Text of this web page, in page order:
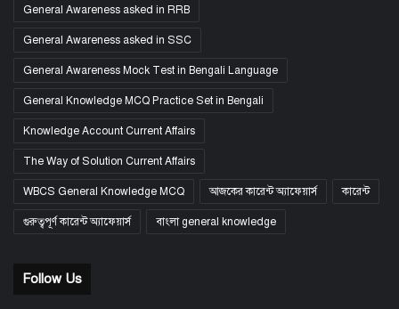
General Awareness asked in RRB
General Awareness asked in SSC
General Awareness Mock Test in Bengali Language
General Knowledge MCQ Practice Set in Bengali
Knowledge Account Current Affairs
The Way of Solution Current Affairs
WBCS General Knowledge MCQ আজকের কারেন্ট অ্যাফেয়ার্স কারেন্ট
গুরুত্বপূর্ণ কারেন্ট অ্যাফেয়ার্স বাংলা general knowledge
Follow Us